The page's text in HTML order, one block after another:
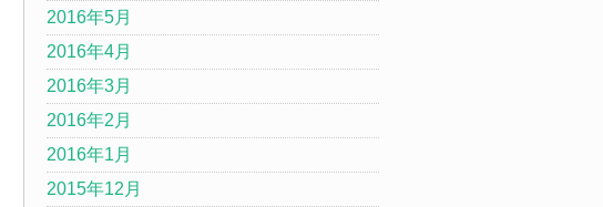
2016年5月
2016年4月
2016年3月
2016年2月
2016年1月
2015年12月